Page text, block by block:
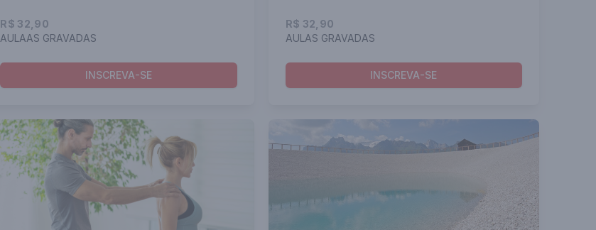
R$ 32,90
AULAAS GRAVADAS
INSCREVA-SE
R$ 32,90
AULAS GRAVADAS
INSCREVA-SE